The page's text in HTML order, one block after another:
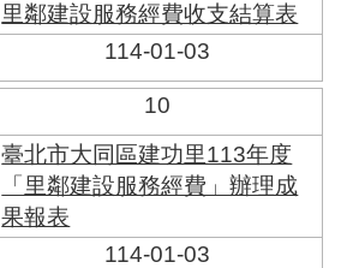
里鄰建設服務經費收支結算表
114-01-03
10
臺北市大同區建功里113年度
「里鄰建設服務經費」辦理成
果報表
114-01-03